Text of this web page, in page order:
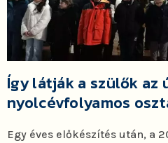
Így látják a szülők
nyolcévfolyamos
Egy éves előkészítés után, a